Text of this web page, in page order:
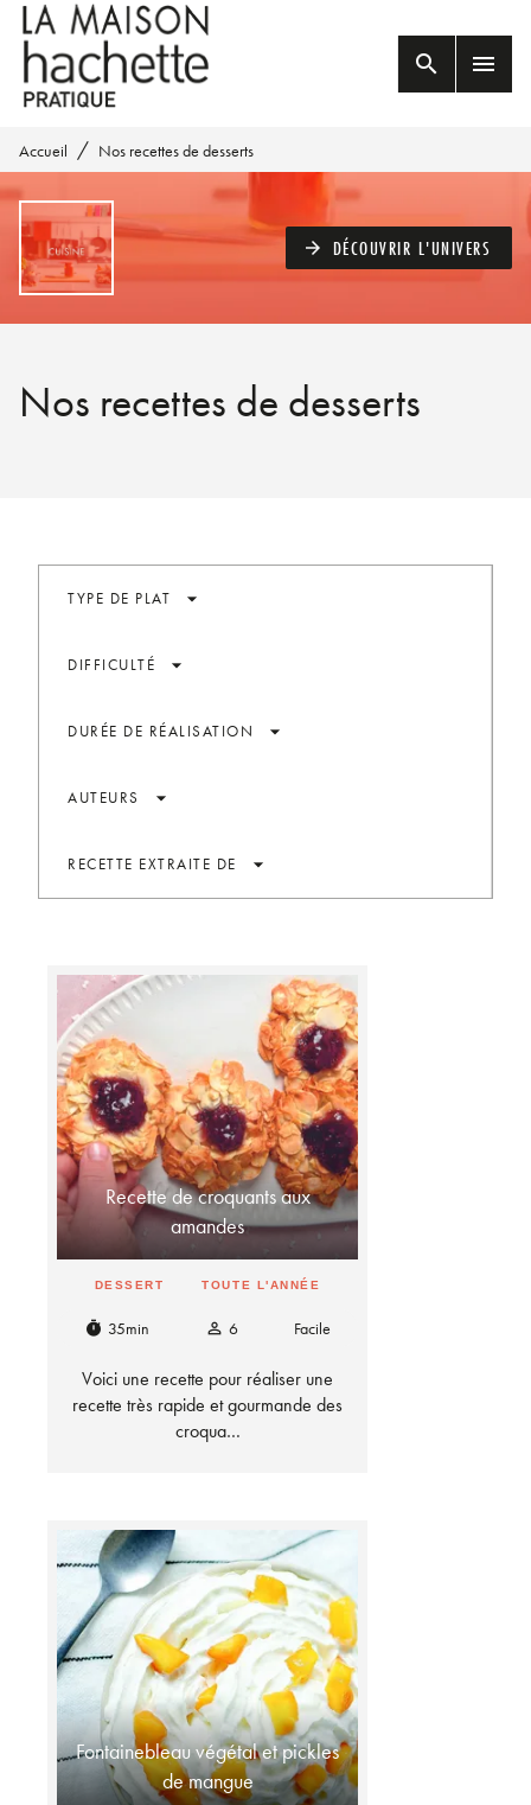
MENU RECHERCHE
PIED DE PAGE
search menu
Accueil / Nos recettes de desserts
arrow_forward DÉCOUVRIR L'UNIVERS
Nos recettes de desserts
TYPE DE PLAT arrow_drop_down
DIFFICULTÉ arrow_drop_down
DURÉE DE RÉALISATION arrow_drop_down
AUTEURS arrow_drop_down
RECETTE EXTRAITE DE arrow_drop_down
Recette de croquants aux
amandes
DESSERT TOUTE L'ANNÉE
timer 35min person_outline 6 Facile
Voici une recette pour réaliser une
recette très rapide et gourmande des
croqua…
Fontainebleau végétal et pickles
de mangue